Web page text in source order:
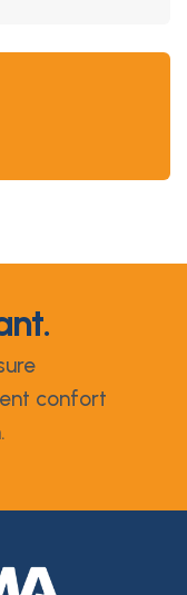
confort